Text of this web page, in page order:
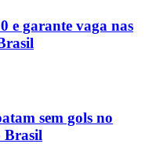
e garante vaga nas
sem gols no
Brasil